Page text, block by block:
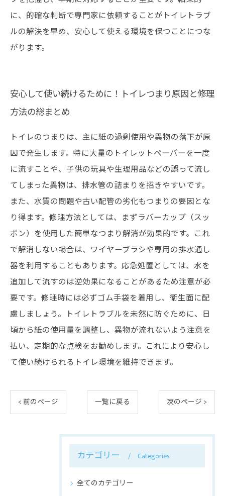
に、的確な判断で専門家に依頼することがトイレトラブ
ルの解決を早め、安心して使える環境を保つことにつな
がります。
安心して使い続けるために！トイレつまり原因と修理
方法の総まとめ
トイレのつまりは、主に紙の過剰使用や異物の落下が原
因で発生します。特に大量のトイレットペーパーを一度
に流すことや、子供の玩具や生理用品などの誤って流し
てしまった異物は、排水管の詰まりを招きやすいです。
また、水質の問題や古い配管の劣化もつまりの要因とな
り得ます。修理方法としては、まずラバーカップ（スッ
ポン）を使用した簡単なつまり解消が効果的です。これ
で解消しない場合は、ワイヤーブラシや専用の排水通し
器を利用することもあります。応急処置としては、水を
追加して流すのは逆効果になることがあるため注意が必
要です。修理時には必ずゴム手袋を着用し、衛生面に配
慮しましょう。トイレトラブルを未然に防ぐために、日
頃から紙の使用量を調整し、異物が流れないよう注意を
払い、定期的な点検をお勧めします。これにより安心し
て使い続けられるトイレ環境を維持できます。
< 前のページ 一覧に戻る 次のページ >
カテゴリー Categories
全てのカテゴリー